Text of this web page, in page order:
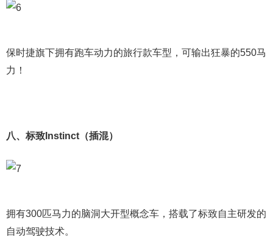
保时捷旗下拥有跑车动力的旅行款车型，可输出狂暴的550马
力！
八、标致Instinct（插混）
拥有300匹马力的脑洞大开型概念车，搭载了标致自主研发的
自动驾驶技术。